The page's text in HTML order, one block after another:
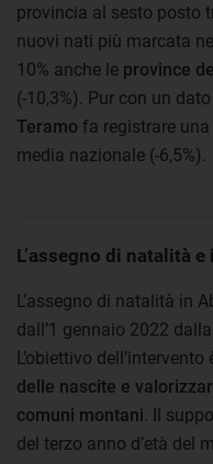
provincia al sesto posto
nuovi nati più marcata
10% anche le province
(-10,3%). Pur con un
Teramo fa registrare
media nazionale (-6,5%).
L’assegno di natalità
L’assegno di natalità in
dall’1 gennaio 2022 dalla
L’obiettivo dell’intervento
delle nascite e
comuni montani . Il
del terzo anno d’età del